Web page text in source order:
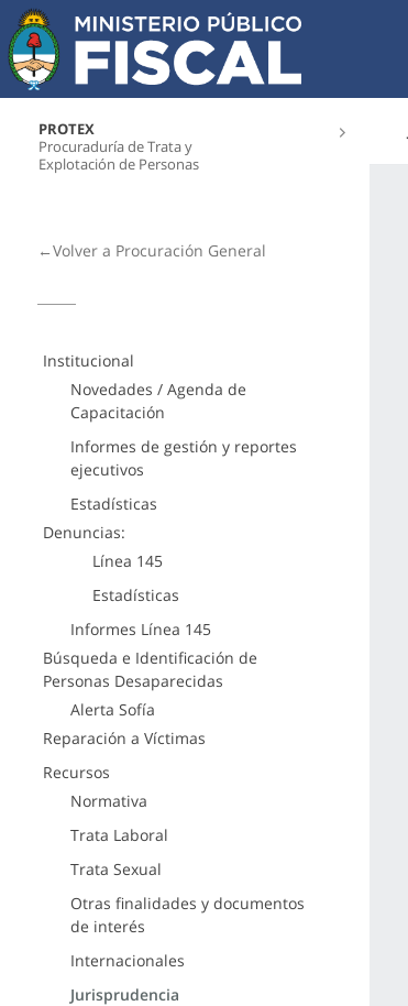
PROTEX
Procuraduría de Trata y
Explotación de Personas
←Volver a Procuración General
Institucional
Novedades / Agenda de
Capacitación
Informes de gestión y reportes
ejecutivos
Estadísticas
Denuncias:
Línea 145
Estadísticas
Informes Línea 145
Búsqueda e Identificación de
Personas Desaparecidas
Alerta Sofía
Reparación a Víctimas
Recursos
Normativa
Trata Laboral
Trata Sexual
Otras finalidades y documentos
de interés
Internacionales
Jurisprudencia